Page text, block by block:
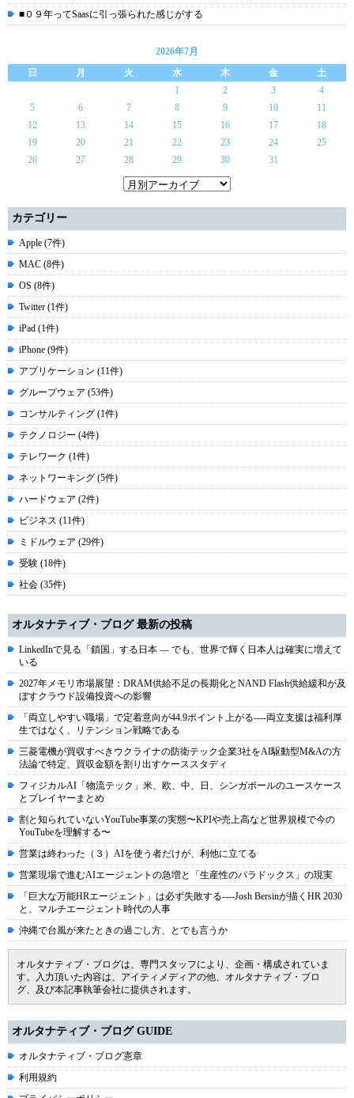
■０９年ってSaasに引っ張られた感じがする
2026年7月
日
月 火 水 木 金
土
1
2 3
4
5
6 7 8 9 10
11
12
13 14 15 16 17
18
19
20 21 22 23 24
25
26
27 28 29 30 31
カテゴリー
Apple (7件)
MAC (8件)
OS (8件)
Twitter (1件)
iPad (1件)
iPhone (9件)
アプリケーション (11件)
グループウェア (53件)
コンサルティング (1件)
テクノロジー (4件)
テレワーク (1件)
ネットワーキング (5件)
ハードウェア (2件)
ビジネス (11件)
ミドルウェア (29件)
受験 (18件)
社会 (35件)
オルタナティブ・ブログ 最新の投稿
LinkedInで見る「鎖国」する日本 ― でも、世界で輝く日本人は確実に増えて
いる
2027年メモリ市場展望：DRAM供給不足の長期化とNAND Flash供給緩和が及
ぼすクラウド設備投資への影響
「両立しやすい職場」で定着意向が44.9ポイント上がる----両立支援は福利厚
生ではなく、リテンション戦略である
三菱電機が買収すべきウクライナの防衛テック企業3社をAI駆動型M&Aの方
法論で特定、買収金額を割り出すケーススタディ
フィジカルAI「物流テック」米、欧、中、日、シンガポールのユースケース
とプレイヤーまとめ
割と知られていないYouTube事業の実態〜KPIや売上高など世界規模で今の
YouTubeを理解する〜
営業は終わった（３）AIを使う者だけが、利他に立てる
営業現場で進むAIエージェントの急増と「生産性のパラドックス」の現実
「巨大な万能HRエージェント」は必ず失敗する----Josh Bersinが描くHR 2030
と、マルチエージェント時代の人事
沖縄で台風が来たときの過ごし方、とでも言うか
オルタナティブ・ブログは、専門スタッフにより、企画・構成されていま
す。入力頂いた内容は、アイティメディアの他、オルタナティブ・ブロ
グ、及び本記事執筆会社に提供されます。
オルタナティブ・ブログ GUIDE
オルタナティブ・ブログ憲章
利用規約